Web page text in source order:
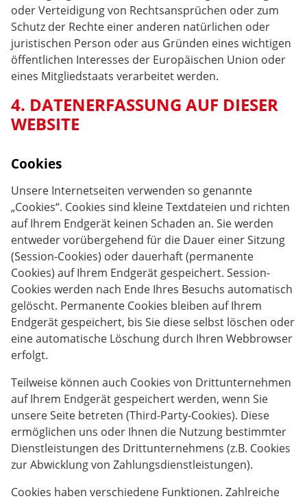
oder Verteidigung von Rechtsansprüchen oder zum
Schutz der Rechte einer anderen natürlichen oder
juristischen Person oder aus Gründen eines wichtigen
öffentlichen Interesses der Europäischen Union oder
eines Mitgliedstaats verarbeitet werden.
4. DATENERFASSUNG AUF DIESER
WEBSITE
Cookies
Unsere Internetseiten verwenden so genannte
„Cookies“. Cookies sind kleine Textdateien und richten
auf Ihrem Endgerät keinen Schaden an. Sie werden
entweder vorübergehend für die Dauer einer Sitzung
(Session-Cookies) oder dauerhaft (permanente
Cookies) auf Ihrem Endgerät gespeichert. Session-
Cookies werden nach Ende Ihres Besuchs automatisch
gelöscht. Permanente Cookies bleiben auf Ihrem
Endgerät gespeichert, bis Sie diese selbst löschen oder
eine automatische Löschung durch Ihren Webbrowser
erfolgt.
Teilweise können auch Cookies von Drittunternehmen
auf Ihrem Endgerät gespeichert werden, wenn Sie
unsere Seite betreten (Third-Party-Cookies). Diese
ermöglichen uns oder Ihnen die Nutzung bestimmter
Dienstleistungen des Drittunternehmens (z.B. Cookies
zur Abwicklung von Zahlungsdienstleistungen).
Cookies haben verschiedene Funktionen. Zahlreiche